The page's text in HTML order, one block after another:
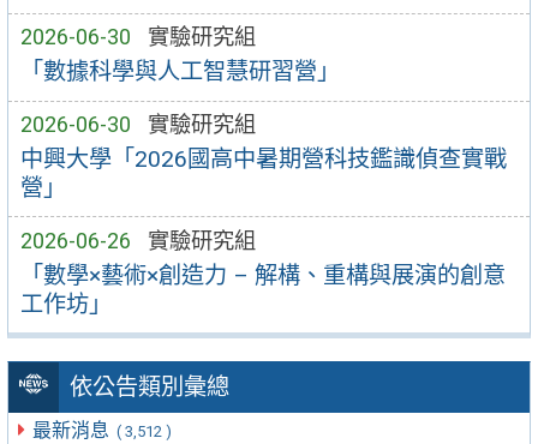
2026-06-30 實驗研究組
「數據科學與人工智慧研習營」
2026-06-30 實驗研究組
中興大學「2026國高中暑期營科技鑑識偵查實戰
營」
2026-06-26 實驗研究組
「數學×藝術×創造力 – 解構、重構與展演的創意
工作坊」
依公告類別彙總
最新消息 ( 3,512 )